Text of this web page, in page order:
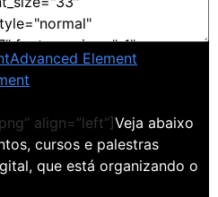
Advanced Element
align=”left”]Veja abaixo
cursos e palestras
que está organizando o